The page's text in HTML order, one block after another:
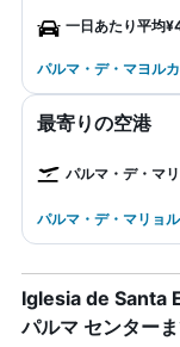
一日あたり平均
パルマ・デ・マヨル
最寄りの空港
パルマ・デ・マ
パルマ・デ・マリョ
Iglesia de Santa
パルマ センター